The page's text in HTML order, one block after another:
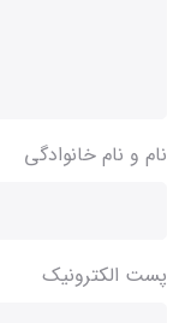
نام و نام خانوادگی
پست الکترونیک